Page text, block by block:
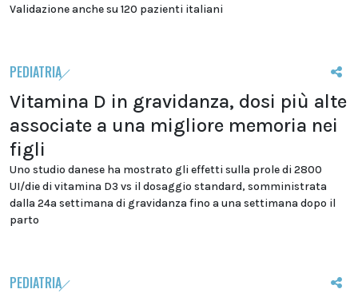
Validazione anche su 120 pazienti italiani
PEDIATRIA
Vitamina D in gravidanza, dosi più alte
associate a una migliore memoria nei
figli
Uno studio danese ha mostrato gli effetti sulla prole di 2800
UI/die di vitamina D3 vs il dosaggio standard, somministrata
dalla 24a settimana di gravidanza fino a una settimana dopo il
parto
PEDIATRIA